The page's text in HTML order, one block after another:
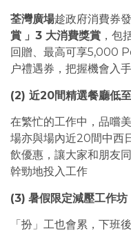
荃灣廣場趁政府消費券
賞 」3 大消費獎賞 ，包
回贈、最高可享5,000
户禮遇券，把握機會入
(2) 近20間精選餐廳低
在繁忙的工作中，品嚐
場亦與場內近20間中西
飲優惠，讓大家和朋友
幹勁地投入工作
(3) 暑假限定減壓工作坊
「扮」工也會累，下班